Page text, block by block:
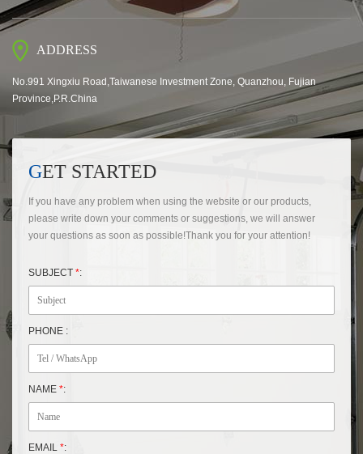
ADDRESS
No.991 Xingxiu Road,Taiwanese Investment Zone, Quanzhou, Fujian
Province,P.R.China
GET STARTED
If you have any problem when using the website or our products,
please write down your comments or suggestions, we will answer
your questions as soon as possible!Thank you for your attention!
SUBJECT *:
PHONE :
NAME *:
EMAIL *: